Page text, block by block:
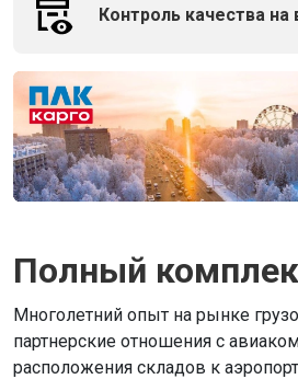
Контроль качества на
Полный
Многолетний опыт на рынке
партнерские отношения с
расположения складов к